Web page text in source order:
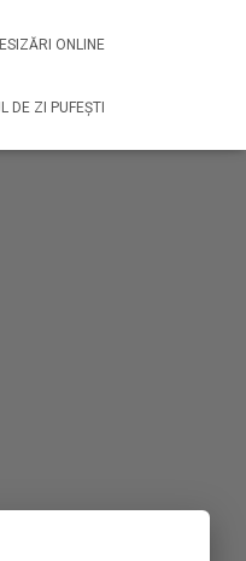
ONLINE
DE ZI PUFEȘTI